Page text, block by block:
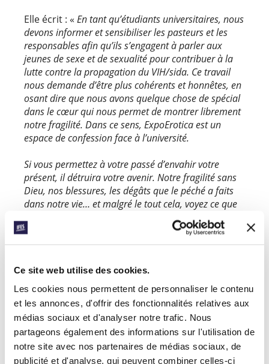
Ce site web utilise des cookies.
Les cookies nous permettent de personnaliser le contenu
et les annonces, d'offrir des fonctionnalités relatives aux
médias sociaux et d'analyser notre trafic. Nous
partageons également des informations sur l'utilisation de
notre site avec nos partenaires de médias sociaux, de
publicité et d'analyse, qui peuvent combiner celles-ci
Elle écrit : « En tant qu’étudiants universitaires, nous
devons informer et sensibiliser les pasteurs et les
responsables afin qu’ils s’engagent à parler aux
jeunes de sexe et de sexualité pour contribuer à la
lutte contre la propagation du VIH/sida. Ce travail
nous demande d’être plus cohérents et honnêtes, en
osant dire que nous avons quelque chose de spécial
dans le cœur qui nous permet de montrer librement
notre fragilité. Dans ce sens, ExpoErotica est un
espace de confession face à l’université.
Si vous permettez à votre passé d’envahir votre
présent, il détruira votre avenir. Notre fragilité sans
Dieu, nos blessures, les dégâts que le péché a faits
dans notre vie… et malgré le tout cela, voyez ce que
Jésus a fait en moi ! Ça c’est une bonne nouvelle ! »
de l’Église, dans votre propre vie, au sujet du
sexe et de la sexualité ? Prierez-vous pour des
guérisons profondes et des changements
radicaux : chez les étudiants, au sein de l’Église,
dans votre propre vie ?
Motiverez-vous votre groupe étudiant pour